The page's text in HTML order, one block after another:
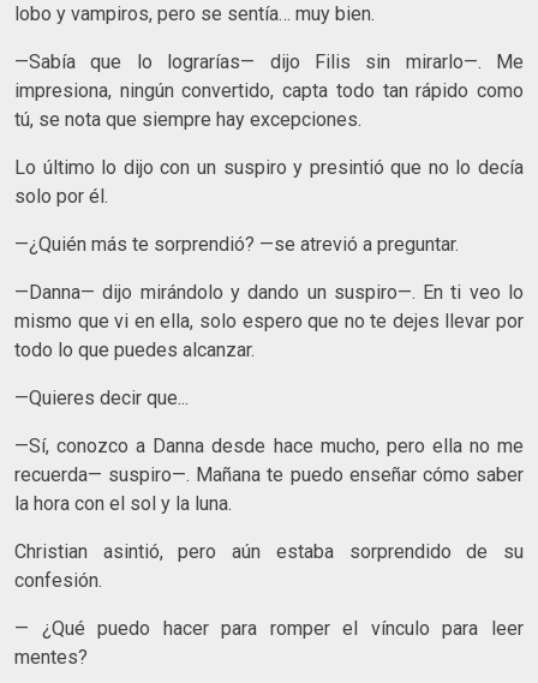
lobo y vampiros, pero se sentía… muy bien.
—Sabía que lo lograrías— dijo Filis sin mirarlo—. Me
impresiona, ningún convertido, capta todo tan rápido como
tú, se nota que siempre hay excepciones.
Lo último lo dijo con un suspiro y presintió que no lo decía
solo por él.
—¿Quién más te sorprendió? —se atrevió a preguntar.
—Danna— dijo mirándolo y dando un suspiro—. En ti veo lo
mismo que vi en ella, solo espero que no te dejes llevar por
todo lo que puedes alcanzar.
—Quieres decir que...
—Sí, conozco a Danna desde hace mucho, pero ella no me
recuerda— suspiro—. Mañana te puedo enseñar cómo saber
la hora con el sol y la luna.
Christian asintió, pero aún estaba sorprendido de su
confesión.
— ¿Qué puedo hacer para romper el vínculo para leer
mentes?